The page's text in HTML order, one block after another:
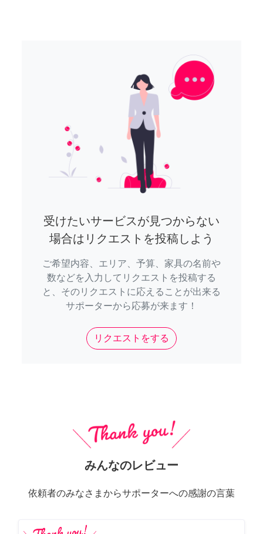
受けたいサービスが見つからない
場合はリクエストを投稿しよう
ご希望内容、エリア、予算、家具の名前や
数などを入力してリクエストを投稿する
と、そのリクエストに応えることが出来る
サポーターから応募が来ます！
リクエストをする
みんなのレビュー
依頼者のみなさまからサポーターへの感謝の言葉